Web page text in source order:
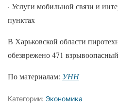
· Услуги мобильной связи и
пунктах
В Харьковской области
обезврежено 471
По материалам: УНН
Категории: Экономика